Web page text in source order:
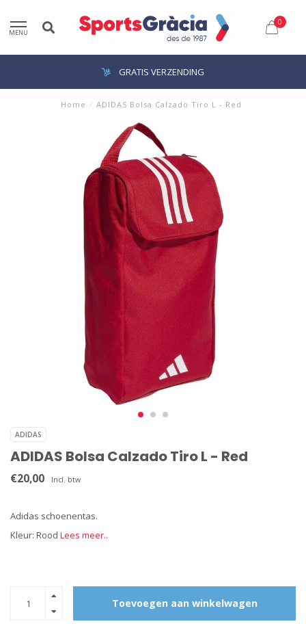
MENU
0
GRATIS VERZENDING
Home / ADIDAS Bolsa Calzado Tiro L - Red
ADIDAS
ADIDAS Bolsa Calzado Tiro L - Red
€20,00 Incl. btw
Adidas schoenentas.
Kleur: Rood Lees meer..
Toevoegen aan winkelwagen